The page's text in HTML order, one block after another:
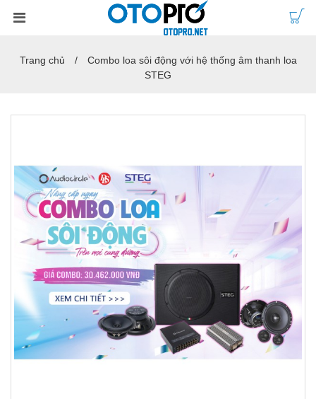
Trang chủ
Combo loa sôi động với hệ thống âm thanh loa
STEG